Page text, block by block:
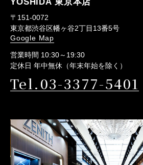
〒151-0072
東京都渋谷区幡ヶ谷2丁目13番5号
Google Map
営業時間 10:30～19:30
定休日 年中無休（年末年始を除く）
Tel.03-3377-5401